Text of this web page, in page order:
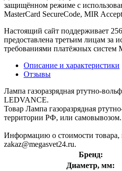
защищённом режиме с
MasterCard SecureCode, MIR
Настоящий сайт поддерживает
предоставлена третьим лицам за
требованиями платёжных систем
Описание и характеристики
Отзывы
Лампа газоразрядная ртутно-
LEDVANCE.
Товар Лампа газоразрядная
территории РФ, или самовывозом.
Информацию о стоимости товара,
zakaz@megasvet24.ru.
Бренд:
Диаметр, мм: